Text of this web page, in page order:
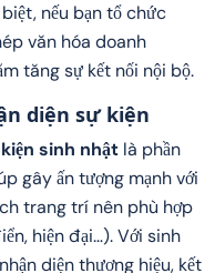
nếu bạn tổ chức
văn hóa doanh
tăng sự kết nối nội bộ.
diện sự kiện
sinh nhật là phần
gây ấn tượng mạnh với
trang trí nên phù hợp
hiện đại…). Với sinh
diện thương hiệu, kết